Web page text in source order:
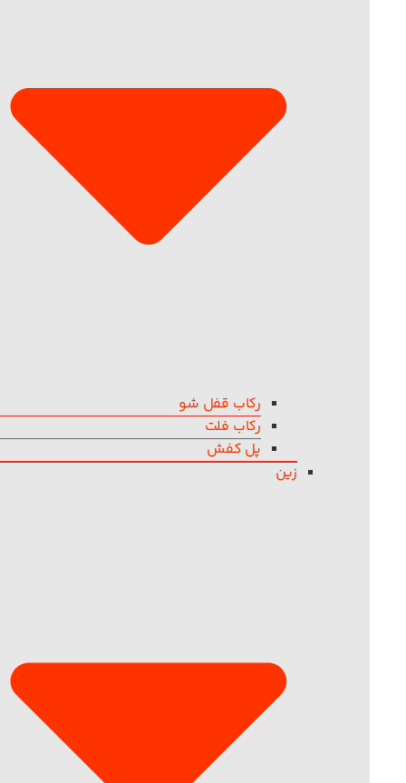
رکاب قفل شو
رکاب فلت
پل کفش
زین